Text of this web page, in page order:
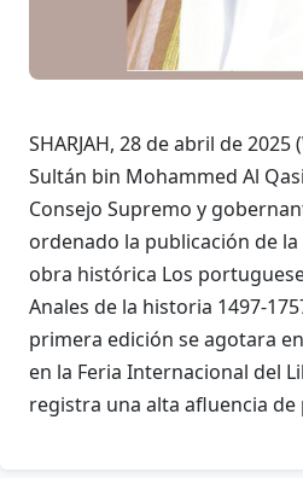
SHARJAH, 28 de abril de
Sultán bin Mohammed Al
Consejo Supremo y
ordenado la publicación de
obra histórica Los
Anales de la historia 1497-
primera edición se agotara
en la Feria Internacional del
registra una alta afluencia de